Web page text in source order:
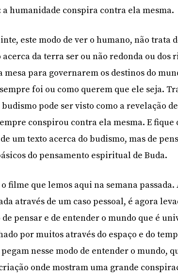
a humanidade conspira contra ela mesma.
este modo de ver o humano, não trata
da terra ser ou não redonda ou dos
mesa para governarem os destinos do
foi ou como querem que ele seja.
pode ser visto como a revelação
conspirou contra ela mesma. E fique
um texto acerca do budismo, mas de
do pensamento espiritual de Buda.
filme que lemos aqui na semana passada.
através de um caso pessoal, é agora
de pensar e de entender o mundo que é
por muitos através do espaço e do
nesse modo de entender o mundo,
onde mostram uma grande